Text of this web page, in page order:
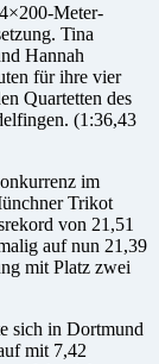
Meter-
Tina
Hannah
für ihre vier
Quartetten des
(1:36,43
im
Trikot
von 21,51
auf nun 21,39
mit Platz zwei
sich in Dortmund
mit 7,42